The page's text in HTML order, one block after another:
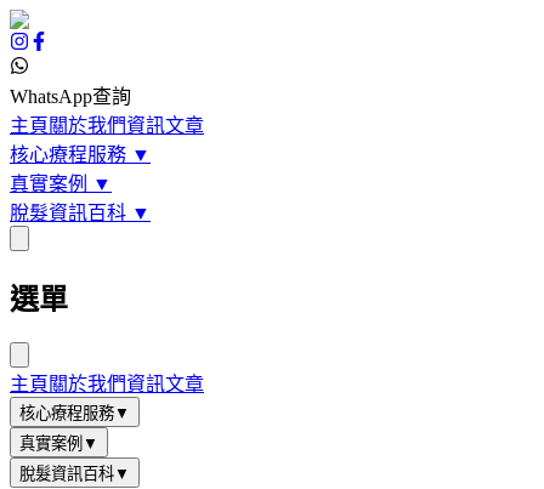
WhatsApp查詢
主頁 關於我們資訊文章
核心療程服務 ▼
真實案例
▼
脫髮資訊百科 ▼
選單
主頁 關於我們資訊文章
核心療程服務▼
真實案例 ▼
脫髮資訊百科▼